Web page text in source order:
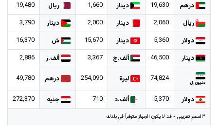
درهم
19,630 دينار 1,660 ريال
19,480
ريال
2,060 دينار 2,000 دينار
3,790
دولار
5,360 دينار 15,670 ش
16,370
دينار
46,500 ألف.ج 3,367 ألف.ر 2,886
مليون.ل 74,824 ليرة 254,090 درهم 49,780
دولار 5,370 ألف.د 710 جنيه 272,370
*السعر تقريبي - قد لا يكون الجهاز متوفراً في بلدك